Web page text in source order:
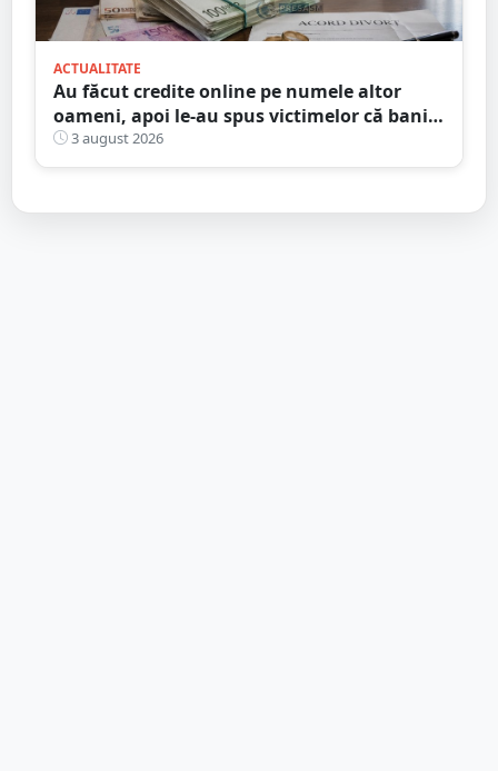
ACTUALITATE
Au făcut credite online pe numele altor
oameni, apoi le-au spus victimelor că banii
sunt din... moștenire
3 august 2026